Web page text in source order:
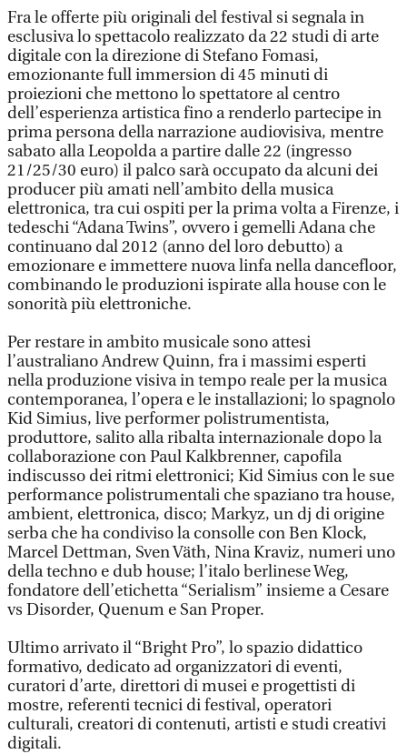
Fra le offerte più originali del festival si segnala in
esclusiva lo spettacolo realizzato da 22 studi di arte
digitale con la direzione di Stefano Fomasi,
emozionante full immersion di 45 minuti di
proiezioni che mettono lo spettatore al centro
dell’esperienza artistica fino a renderlo partecipe in
prima persona della narrazione audiovisiva, mentre
sabato alla Leopolda a partire dalle 22 (ingresso
21/25/30 euro) il palco sarà occupato da alcuni dei
producer più amati nell’ambito della musica
elettronica, tra cui ospiti per la prima volta a Firenze, i
tedeschi “Adana Twins”, ovvero i gemelli Adana che
continuano dal 2012 (anno del loro debutto) a
emozionare e immettere nuova linfa nella dancefloor,
combinando le produzioni ispirate alla house con le
sonorità più elettroniche.
Per restare in ambito musicale sono attesi
l’australiano Andrew Quinn, fra i massimi esperti
nella produzione visiva in tempo reale per la musica
contemporanea, l’opera e le installazioni; lo spagnolo
Kid Simius, live performer polistrumentista,
produttore, salito alla ribalta internazionale dopo la
collaborazione con Paul Kalkbrenner, capofila
indiscusso dei ritmi elettronici; Kid Simius con le sue
performance polistrumentali che spaziano tra house,
ambient, elettronica, disco; Markyz, un dj di origine
serba che ha condiviso la consolle con Ben Klock,
Marcel Dettman, Sven Väth, Nina Kraviz, numeri uno
della techno e dub house; l’italo berlinese Weg,
fondatore dell’etichetta “Serialism” insieme a Cesare
vs Disorder, Quenum e San Proper.
Ultimo arrivato il “Bright Pro”, lo spazio didattico
formativo, dedicato ad organizzatori di eventi,
curatori d’arte, direttori di musei e progettisti di
mostre, referenti tecnici di festival, operatori
culturali, creatori di contenuti, artisti e studi creativi
digitali.